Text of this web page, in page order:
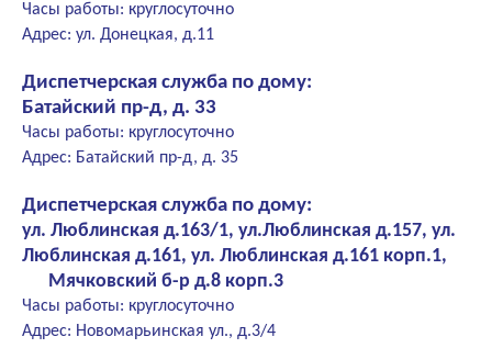
Часы работы: круглосуточно
Адрес: ул. Донецкая, д.11
Диспетчерская служба по дому:
Батайский пр-д, д. 33
Часы работы: круглосуточно
Адрес: Батайский пр-д, д. 35
Диспетчерская служба по дому:
ул. Люблинская д.163/1, ул.Люблинская д.157, ул.
Люблинская д.161, ул. Люблинская д.161 корп.1,
Мячковский б-р д.8 корп.3
Часы работы: круглосуточно
Адрес: Новомарьинская ул., д.3/4